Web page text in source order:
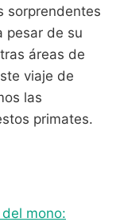
sorprendentes
pesar de su
áreas de
viaje de
las
primates.
mono: